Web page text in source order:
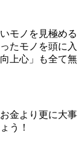
モノを見極める
たモノを頭に入
上心」も全て無
金より更に大事
う！